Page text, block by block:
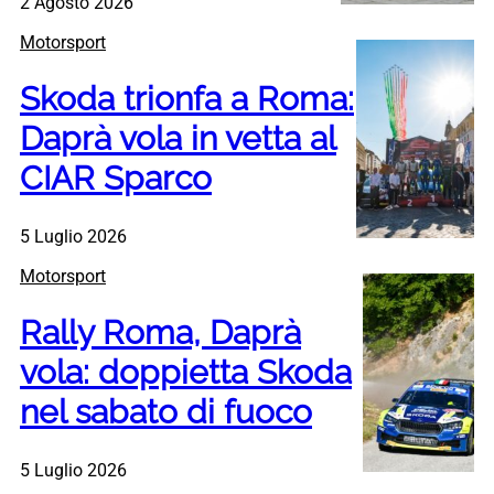
Motorsport
Skoda trionfa a Roma:
Daprà vola in vetta al
CIAR Sparco
5 Luglio 2026
Motorsport
Rally Roma, Daprà
vola: doppietta Skoda
nel sabato di fuoco
5 Luglio 2026